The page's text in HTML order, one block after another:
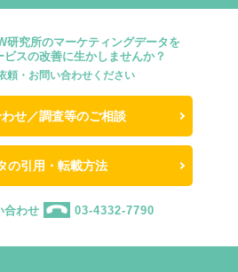
研究所のマーケティングデータを
スの改善に生かしませんか？
頼・お問い合わせください
せ／調査等のご相談
の引用・転載方法
合わせ 03-4332-7790